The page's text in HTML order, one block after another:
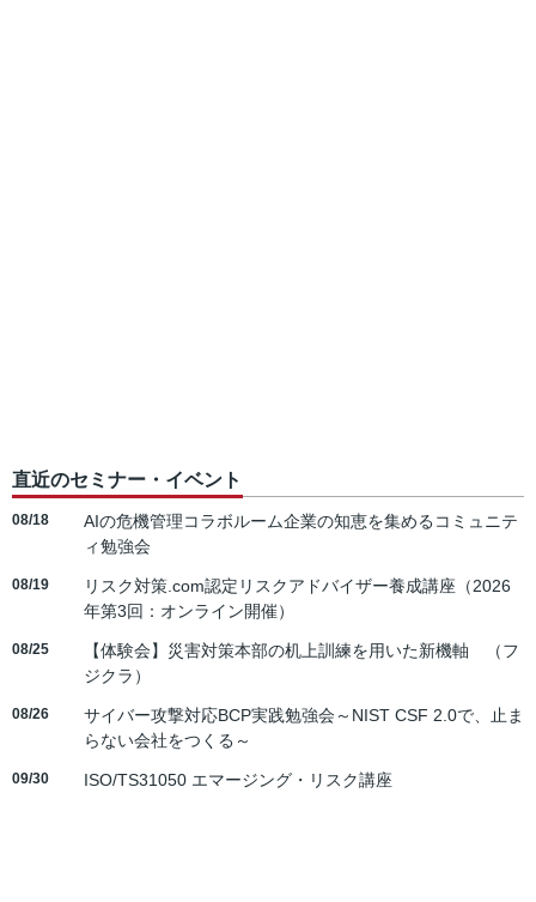
直近のセミナー・イベント
08/18
AIの危機管理コラボルーム企業の知恵を集めるコミュニテ
ィ勉強会
08/19
リスク対策.com認定リスクアドバイザー養成講座（2026
年第3回：オンライン開催）
08/25
【体験会】災害対策本部の机上訓練を用いた新機軸 （フ
ジクラ）
08/26
サイバー攻撃対応BCP実践勉強会～NIST CSF 2.0で、止ま
らない会社をつくる～
09/30 ISO/TS31050 エマージング・リスク講座